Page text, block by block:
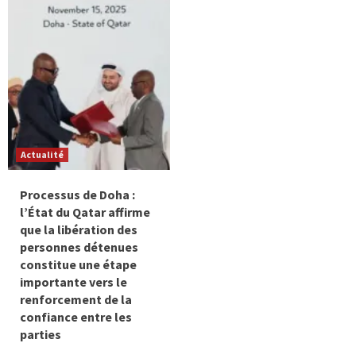
Actualité
Processus de Doha :
l’État du Qatar affirme
que la libération des
personnes détenues
constitue une étape
importante vers le
renforcement de la
confiance entre les
parties